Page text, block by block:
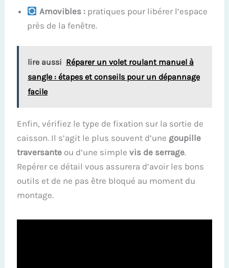
Amovibles :pratiques pour libérer l’espace
près de la fenêtre.
lire aussi Réparer un volet roulant manuel à
sangle : étapes et conseils pour un dépannage
facile
Enfin, vérifiez le type de fixation sur la sortie de
caisson. Il s’agit le plus souvent d’une goupille
traversante ou d’une simplevis de serrage.
Repérer ce détail vous assurera d’avoir les bons
outils et de ne pas être bloqué au moment du
montage.